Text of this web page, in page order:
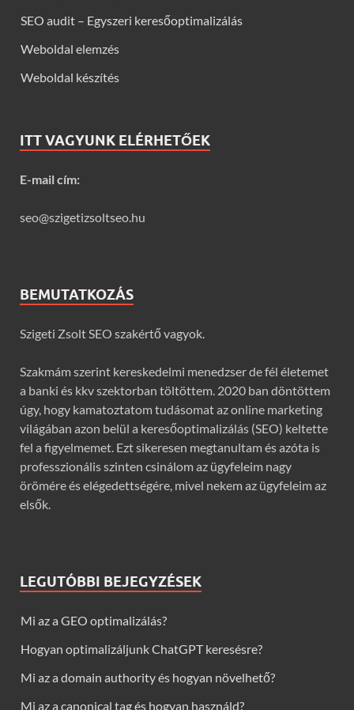
SEO audit – Egyszeri keresőoptimalizálás
Weboldal elemzés
Weboldal készítés
ITT VAGYUNK ELÉRHETŐEK
E-mail cím:
seo@szigetizsoltseo.hu
BEMUTATKOZÁS
Szigeti Zsolt SEO szakértő vagyok.
Szakmám szerint kereskedelmi menedzser de fél életemet
a banki és kkv szektorban töltöttem. 2020 ban döntöttem
úgy, hogy kamatoztatom tudásomat az online marketing
világában azon belül a keresőoptimalizálás (SEO) keltette
fel a figyelmemet. Ezt sikeresen megtanultam és azóta is
professzionális szinten csinálom az ügyfeleim nagy
örömére és elégedettségére, mivel nekem az ügyfeleim az
elsők.
LEGUTÓBBI BEJEGYZÉSEK
Mi az a GEO optimalizálás?
Hogyan optimalizáljunk ChatGPT keresésre?
Mi az a domain authority és hogyan növelhető?
Mi az a canonical tag és hogyan használd?